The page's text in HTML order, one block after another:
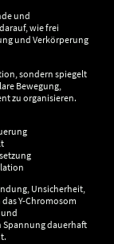
und
wie frei
und Verkörperung
sondern spiegelt
Bewegung,
zu organisieren.
Unsicherheit,
Y-Chromosom
Spannung dauerhaft